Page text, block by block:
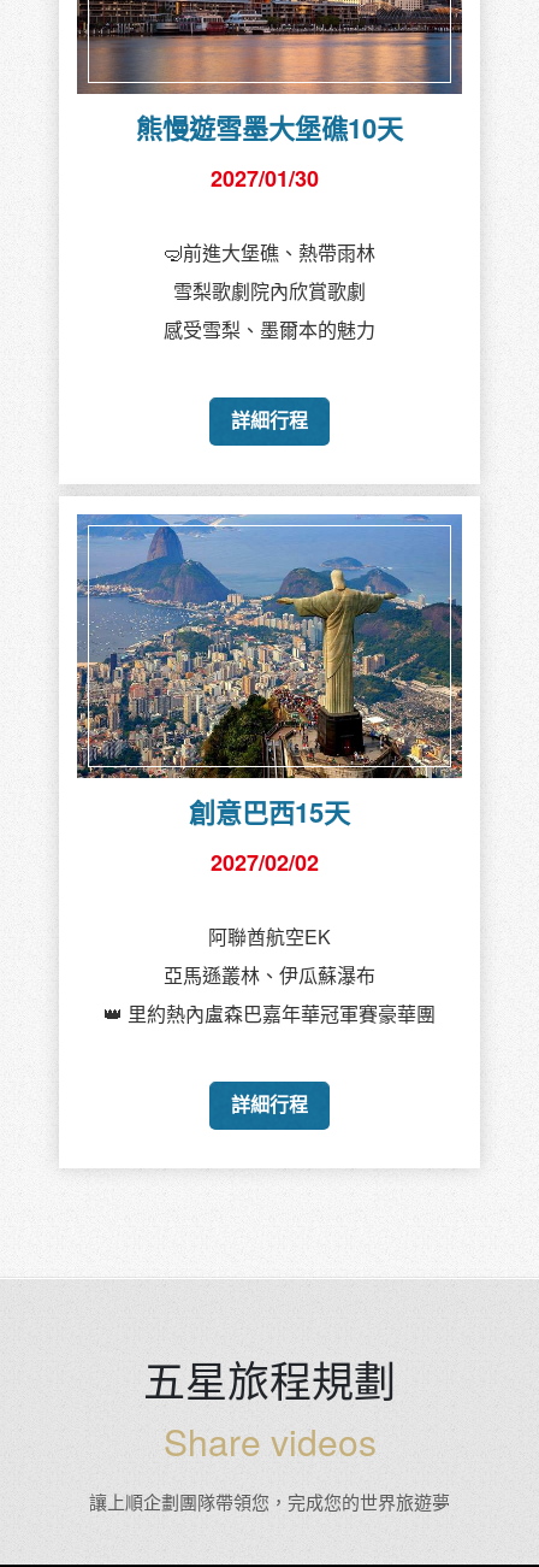
熊慢遊雪墨大堡礁10天
2027/01/30
🤿前進大堡礁、熱帶雨林
雪梨歌劇院內欣賞歌劇
感受雪梨、墨爾本的魅力
詳細行程
創意巴西15天
2027/02/02
阿聯酋航空EK
亞馬遜叢林、伊瓜蘇瀑布
👑 里約熱內盧森巴嘉年華冠軍賽豪華團
詳細行程
五星旅程規劃
Share videos
讓上順企劃團隊帶領您，完成您的世界旅遊夢